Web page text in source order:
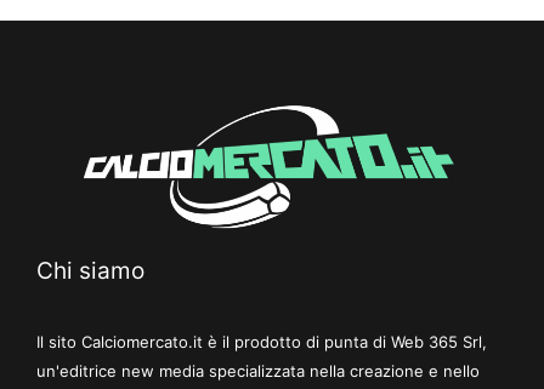
Chi siamo
Il sito Calciomercato.it è il prodotto di punta di Web 365 Srl,
un'editrice new media specializzata nella creazione e nello